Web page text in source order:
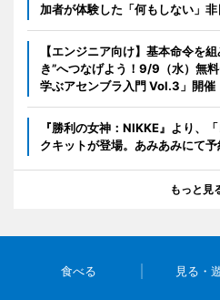
加者が体験した「何もしない」非
【エンジニア向け】基本命令を
き”へつなげよう！9/9（水）無
学ぶアセンブラ入門 Vol.3」開催
『勝利の女神：NIKKE』より、
クキットが登場。あみあみにて予
もっと見
食べる 見る・